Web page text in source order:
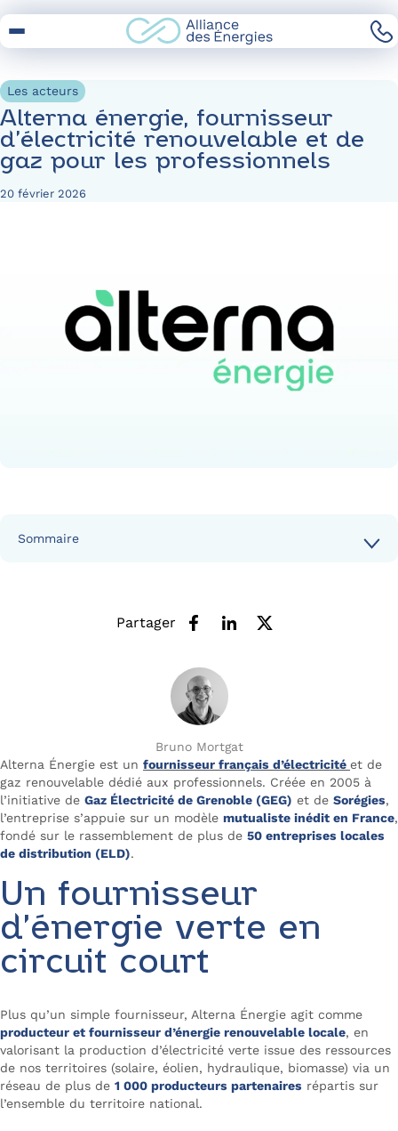
to
Les acteurs
Alterna énergie, fournisseur
d’électricité renouvelable et de
gaz pour les professionnels
20 février 2026
Sommaire
Partager
Bruno Mortgat
Alterna Énergie est un fournisseur français d’électricité et de
gaz renouvelable dédié aux professionnels. Créée en 2005 à
l’initiative de Gaz Électricité de Grenoble (GEG) et de Sorégies,
l’entreprise s’appuie sur un modèle mutualiste inédit en France,
fondé sur le rassemblement de plus de 50 entreprises locales
de distribution (ELD).
Un fournisseur
d’énergie verte en
circuit court
Plus qu’un simple fournisseur, Alterna Énergie agit comme
producteur et fournisseur d’énergie renouvelable locale, en
valorisant la production d’électricité verte issue des ressources
de nos territoires (solaire, éolien, hydraulique, biomasse) via un
réseau de plus de 1 000 producteurs partenaires répartis sur
l’ensemble du territoire national.